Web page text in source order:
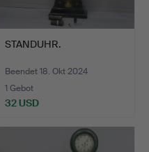
STANDUHR.
Beendet 18. Okt 2024
1 Gebot
32 USD